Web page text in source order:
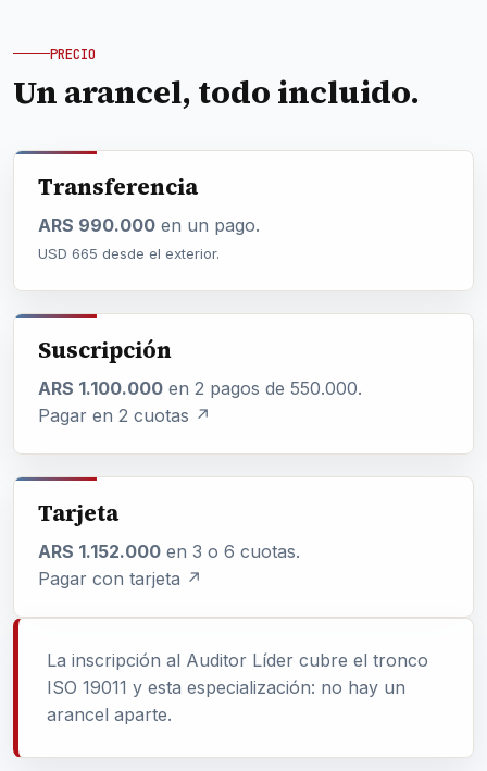
PRECIO
Un arancel, todo incluido.
Transferencia
ARS 990.000 en un pago.
USD 665 desde el exterior.
Suscripción
ARS 1.100.000 en 2 pagos de 550.000.
Pagar en 2 cuotas ↗
Tarjeta
ARS 1.152.000 en 3 o 6 cuotas.
Pagar con tarjeta ↗
La inscripción al Auditor Líder cubre el tronco
ISO 19011 y esta especialización: no hay un
arancel aparte.